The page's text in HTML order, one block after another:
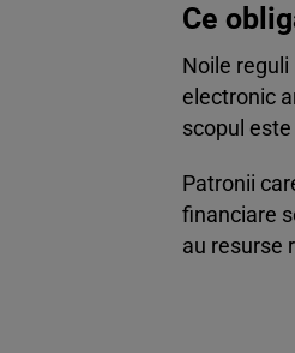
Ce
Noile
electronic
scopul
Patronii
financiare
au resurse